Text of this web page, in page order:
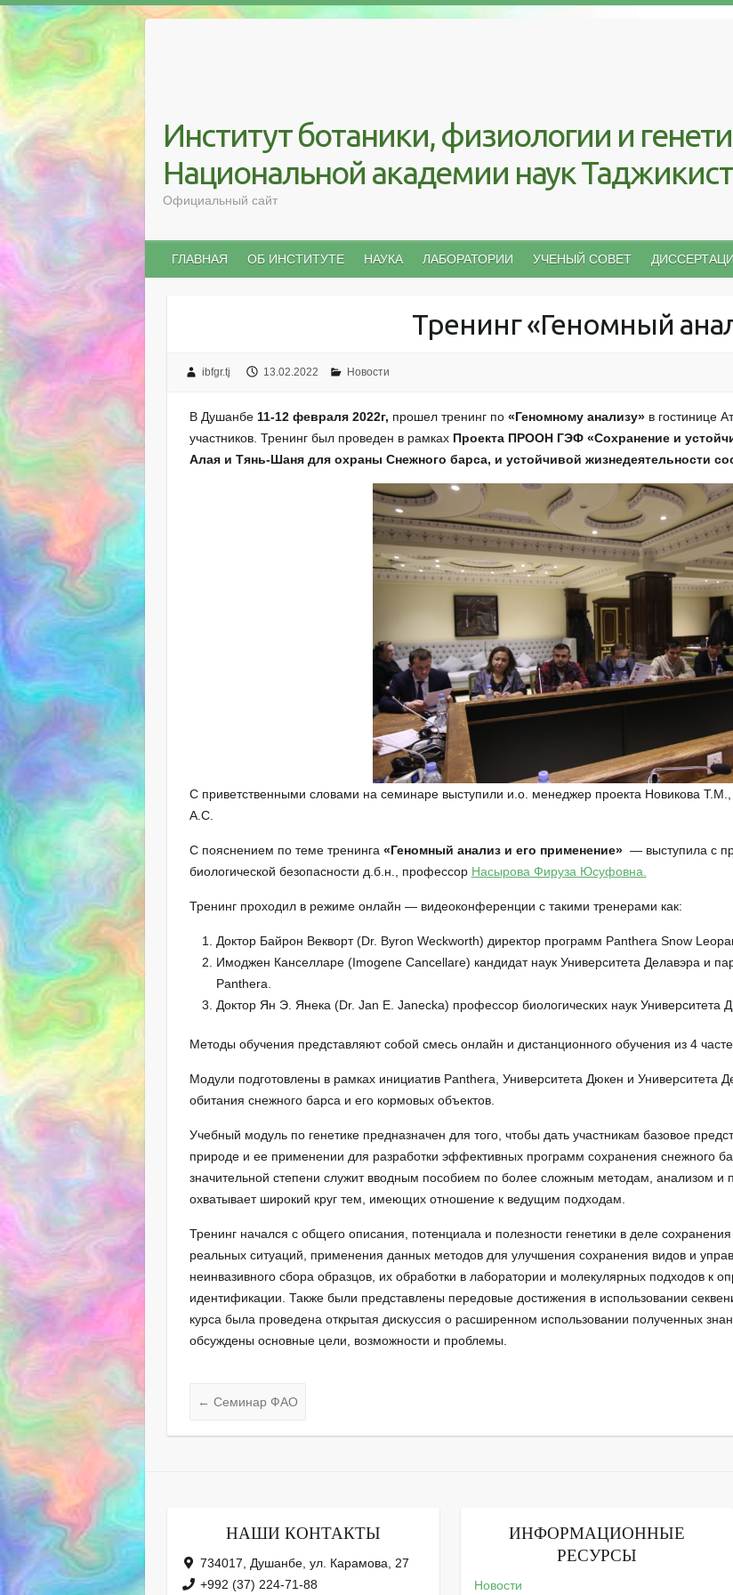
Skip
content
Институт ботаники, физиологии и
Национальной академии наук
Официальный сайт
ГЛАВНАЯ ОБ ИНСТИТУТЕ НАУКА ЛАБОРАТОРИИ УЧЕНЫЙ СОВЕТ
Тренинг «Геномный
ibfgr.tj 13.02.2022 Новости
В Душанбе 11-12 февраля 2022г, прошел тренинг по «Геномному анализу»в гостинице
участников. Тренинг был проведен в рамках Проекта ПРООН ГЭФ «Сохранение и
Алая и Тянь-Шаня для охраны Снежного барса, и устойчивой жизнедеятельности
С приветственными словами на семинаре выступили и.о. менеджер проекта Новикова
А.С.
С пояснением по теме тренинга «Геномный анализ и его применение»— выступила с
биологической безопасности д.б.н., профессор Насырова Фируза Юсуфовна.
Тренинг проходил в режиме онлайн — видеоконференции с такими тренерами как:
Доктор Байрон Векворт (Dr. Byron Weckworth) директор программ Panthera Snow
Имоджен Канселларе (Imogene Cancellare) кандидат наук Университета Делавэра и
Panthera.
Доктор Ян Э. Янека (Dr. Jan E. Janecka) профессор биологических наук Университета
Методы обучения представляют собой смесь онлайн и дистанционного обучения из 4
Модули подготовлены в рамках инициатив Panthera, Университета Дюкен и Университета
обитания снежного барса и его кормовых объектов.
Учебный модуль по генетике предназначен для того, чтобы дать участникам базовое
природе и ее применении для разработки эффективных программ сохранения снежного
значительной степени служит вводным пособием по более сложным методам, анализом и
охватывает широкий круг тем, имеющих отношение к ведущим подходам.
Тренинг начался с общего описания, потенциала и полезности генетики в деле
реальных ситуаций, применения данных методов для улучшения сохранения видов и
неинвазивного сбора образцов, их обработки в лаборатории и молекулярных подходов к
идентификации. Также были представлены передовые достижения в использовании
курса была проведена открытая дискуссия о расширенном использовании полученных
обсуждены основные цели, возможности и проблемы.
← Семинар ФАО
НАШИ КОНТАКТЫ
734017, Душанбе, ул. Карамова, 27
+992 (37) 224-71-88
ИНФОРМАЦИОННЫЕ
РЕСУРСЫ
Новости